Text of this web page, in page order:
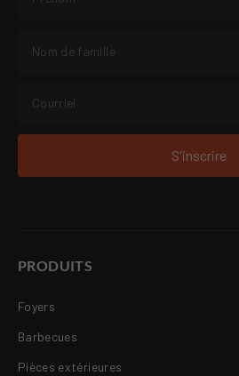
S'inscrire
PRODUITS
Foyers
Barbecues
Pièces extérieures